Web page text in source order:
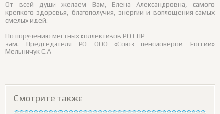
От всей души желаем Вам, Елена Александровна, самого
крепкого здоровья, благополучия, энергии и воплощения самых
смелых идей.
По поручению местных коллективов РО СПР
зам. Председателя РО ООО «Союз пенсионеров России»
Мельничук С.А
Смотрите также